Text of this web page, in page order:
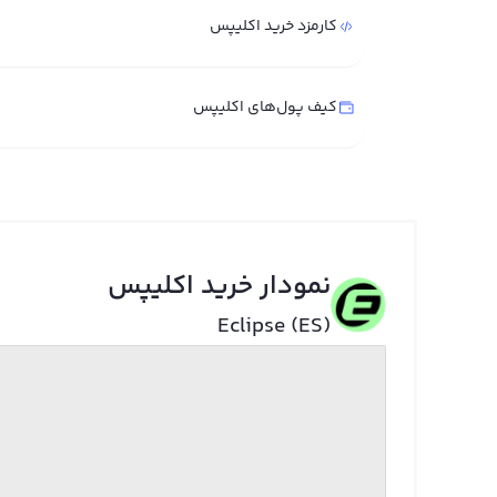
کارمزد خرید اکلیپس
کیف پول‌های اکلیپس
نمودار خرید اکلیپس
Eclipse (ES)